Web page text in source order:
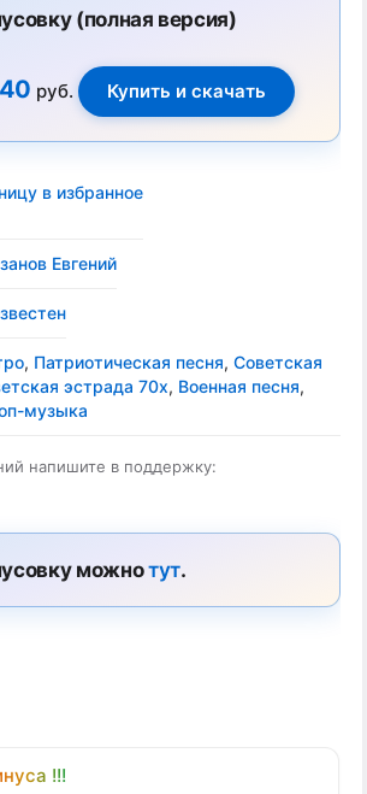
!!!
(полная версия)
руб.
в избранное
Евгений
, Патриотическая песня, Советская
эстрада 70х, Военная песня,
музыка
напишите в поддержку:
можнотут.